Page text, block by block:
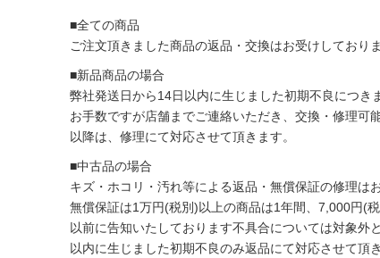
■全ての商品
ご注文頂きました商品の返品・交換はお受けしておりま
■新品商品の場合
弊社発送日から14日以内に生じました初期不良につき
お手数ですが店舗までご連絡いただき、交換・修理可
以降は、修理にて対応させて頂きます。
■中古品の場合
キズ・ホコリ・汚れ等による返品・無償保証の修理は
無償保証は1万円(税別)以上の商品は1年間、7,000円(
以前に告知いたしております不具合については対象外
以内に生じました初期不良のみ返品にて対応させて頂き